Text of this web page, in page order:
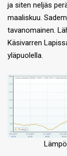
ja siten neljäs
maaliskuu.
tavanomainen.
Käsivarren
yläpuolella.